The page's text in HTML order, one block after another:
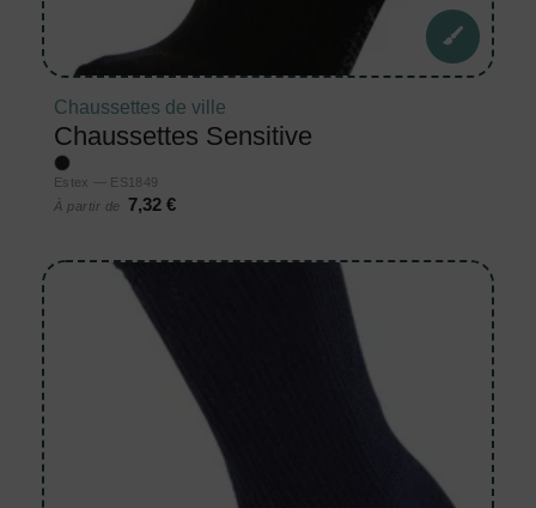
Chaussettes de ville
Chaussettes Sensitive
Estex — ES1849
À partir de
7,32 €